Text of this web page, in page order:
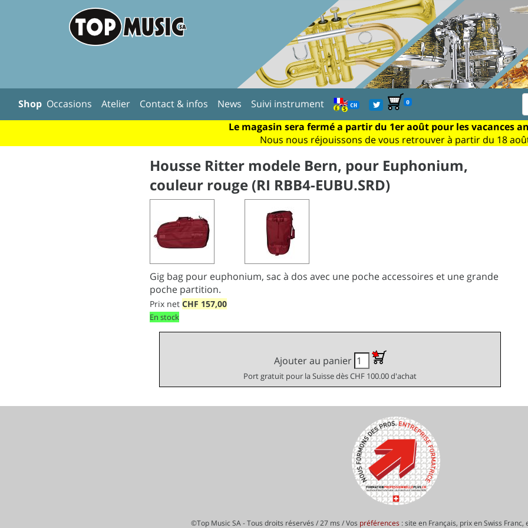
Shop Occasions Atelier Contact & infos News Suivi instrument CH 0
Le magasin sera fermé a partir du 1er août pour les vacances
Nous nous réjouissons de vous retrouver à partir du 18
Housse Ritter modele Bern, pour Euphonium,
couleur rouge (RI RBB4-EUBU.SRD)
Gig bag pour euphonium, sac à dos avec une poche accessoires et une grande
poche partition.
Prix net CHF 157,00
En stock
Ajouter au panier
Port gratuit pour la Suisse dès CHF 100.00 d'achat
©Top Music SA - Tous droits réservés / 27 ms / Vos préférences : site en Français, prix en Swiss Franc,